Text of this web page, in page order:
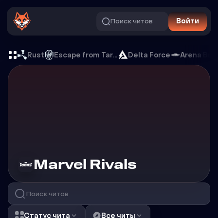
Поиск читов Войти
Читы на Marvel Rivals
Rust Escape from Tarkov Delta Force Arena
Читы на
Marvel Rivals
Статус чита Все читы